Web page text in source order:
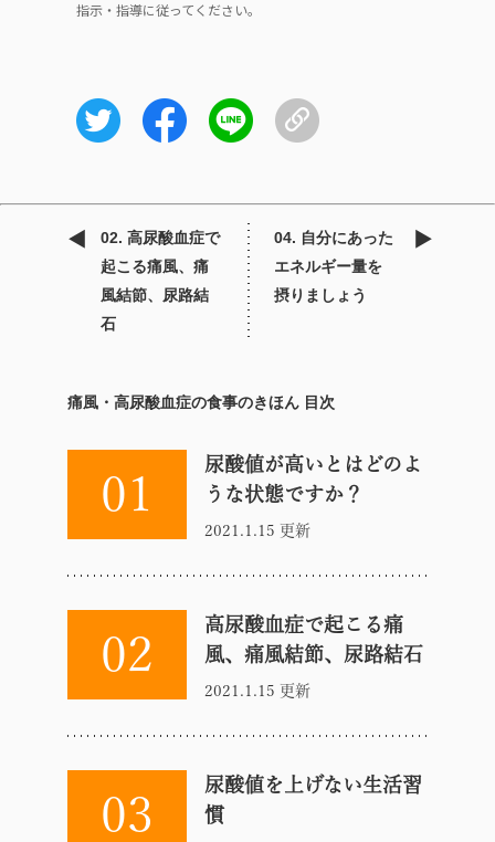
指示・指導に従ってください。
02. 高尿酸血症で
起こる痛風、痛
風結節、尿路結
石
04. 自分にあった
エネルギー量を
摂りましょう
痛風・高尿酸血症の食事のきほん 目次
01
尿酸値が高いとはどのよ
うな状態ですか？
2021.1.15 更新
02
高尿酸血症で起こる痛
風、痛風結節、尿路結石
2021.1.15 更新
03
尿酸値を上げない生活習
慣